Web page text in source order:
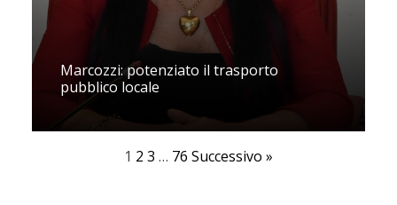
Marcozzi: potenziato il trasporto
pubblico locale
1 2 3 … 76 Successivo »